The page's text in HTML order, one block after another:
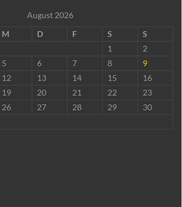
August 2026
M D F S
S
1
2
5 6 7 8
9
12 13 14 15
16
19 20 21 22
23
26 27 28 29
30